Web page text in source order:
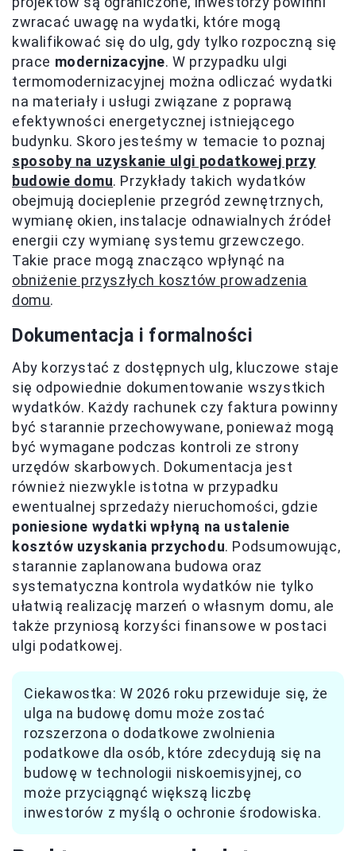
zwracać uwagę na wydatki, które mogą
kwalifikować się do ulg, gdy tylko rozpoczną się
prace modernizacyjne. W przypadku ulgi
termomodernizacyjnej można odliczać wydatki
na materiały i usługi związane z poprawą
efektywności energetycznej istniejącego
budynku. Skoro jesteśmy w temacie to poznaj
sposoby na uzyskanie ulgi podatkowej przy
budowie domu. Przykłady takich wydatków
obejmują docieplenie przegród zewnętrznych,
wymianę okien, instalacje odnawialnych źródeł
energii czy wymianę systemu grzewczego.
Takie prace mogą znacząco wpłynąć na
obniżenie przyszłych kosztów prowadzenia
domu.
Dokumentacja i formalności
Aby korzystać z dostępnych ulg, kluczowe staje
się odpowiednie dokumentowanie wszystkich
wydatków. Każdy rachunek czy faktura powinny
być starannie przechowywane, ponieważ mogą
być wymagane podczas kontroli ze strony
urzędów skarbowych. Dokumentacja jest
również niezwykle istotna w przypadku
ewentualnej sprzedaży nieruchomości, gdzie
poniesione wydatki wpłyną na ustalenie
kosztów uzyskania przychodu. Podsumowując,
starannie zaplanowana budowa oraz
systematyczna kontrola wydatków nie tylko
ułatwią realizację marzeń o własnym domu, ale
także przyniosą korzyści finansowe w postaci
ulgi podatkowej.
Ciekawostka: W 2026 roku przewiduje się, że
ulga na budowę domu może zostać
rozszerzona o dodatkowe zwolnienia
podatkowe dla osób, które zdecydują się na
budowę w technologii niskoemisyjnej, co
może przyciągnąć większą liczbę
inwestorów z myślą o ochronie środowiska.